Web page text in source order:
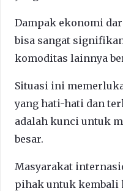
Dampak ekonomi
bisa sangat
komoditas lainnya
Situasi ini
yang hati-hati dan
adalah kunci untuk
besar.
Masyarakat
pihak untuk kembali